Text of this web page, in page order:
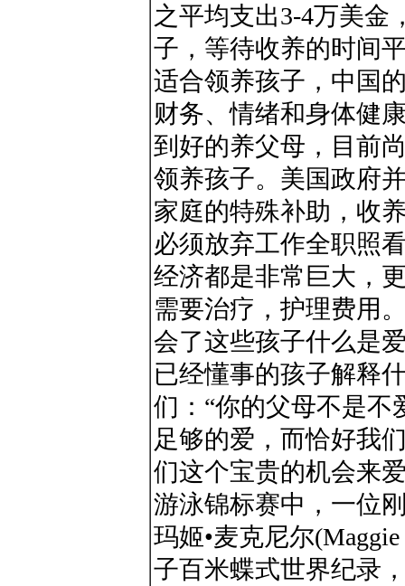
之平均支出3-4万美金
子，等待收养的时间
适合领养孩子，中国
财务、情绪和身体健
到好的养父母，目前
领养孩子。美国政府
家庭的特殊补助，收
必须放弃工作全职照
经济都是非常巨大，
需要治疗，护理费用
会了这些孩子什么是
已经懂事的孩子解释
们：“你的父母不是不
足够的爱，而恰好我
们这个宝贵的机会来
游泳锦标赛中，一位
玛姬•麦克尼尔
子百米蝶式世界纪录